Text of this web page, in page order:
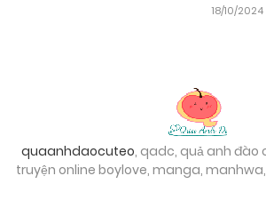
18/10/2024
quaanhdaocuteo, qadc, quả anh đào
truyện online boylove, manga,